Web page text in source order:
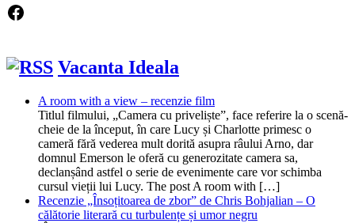
Facebook
Vacanta Ideala
A room with a view – recenzie film
Titlul filmului, „Camera cu priveliște”, face referire la o scenă-
cheie de la început, în care Lucy și Charlotte primesc o
cameră fără vederea mult dorită asupra râului Arno, dar
domnul Emerson le oferă cu generozitate camera sa,
declanșând astfel o serie de evenimente care vor schimba
cursul vieții lui Lucy. The post A room with […]
Recenzie „Însoțitoarea de zbor” de Chris Bohjalian – O
călătorie literară cu turbulențe și umor negru